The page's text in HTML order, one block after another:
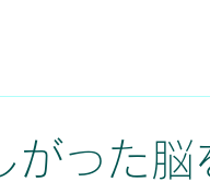
がった脳